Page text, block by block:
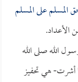
المسلم على المسلم
الله صلى الله
أشرت- هي تحفيز